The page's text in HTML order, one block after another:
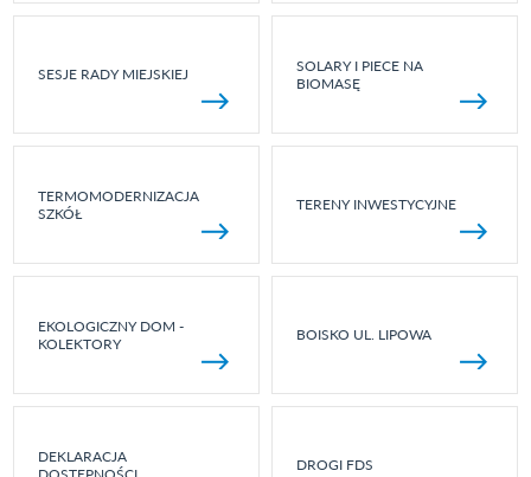
SESJE RADY MIEJSKIEJ
SOLARY I PIECE NA
BIOMASĘ
TERMOMODERNIZACJA
SZKÓŁ
TERENY INWESTYCYJNE
EKOLOGICZNY DOM -
KOLEKTORY
BOISKO UL. LIPOWA
DEKLARACJA
DROGI FDS